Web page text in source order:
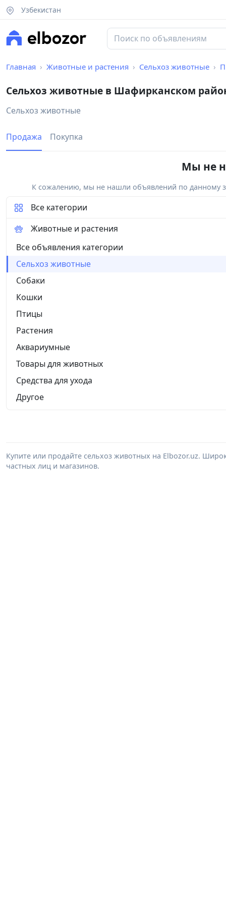
Узбекистан
Главная Животные и растения Сельхоз животные
Сельхоз животные в Шафирканском
Сельхоз животные
Продажа Покупка
Мы не
К сожалению, мы не нашли объявлений по данному
Все категории
Животные и растения
Все объявления категории
Сельхоз животные
Собаки
Кошки
Птицы
Растения
Аквариумные
Товары для животных
Средства для ухода
Другое
Купите или продайте сельхоз животных на Elbozor.uz.
частных лиц и магазинов.